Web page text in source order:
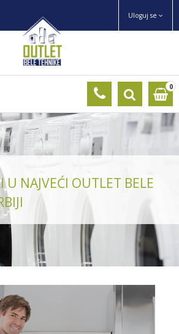
Uloguj se
0
U NAJVEĆI OUTLET BELE